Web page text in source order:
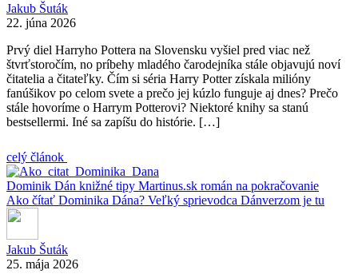
Jakub Šuták
22. júna 2026
Prvý diel Harryho Pottera na Slovensku vyšiel pred viac než
štvrťstoročím, no príbehy mladého čarodejníka stále objavujú noví
čitatelia a čitateľky. Čím si séria Harry Potter získala milióny
fanúšikov po celom svete a prečo jej kúzlo funguje aj dnes? Prečo
stále hovoríme o Harrym Potterovi? Niektoré knihy sa stanú
bestsellermi. Iné sa zapíšu do histórie. […]
celý článok
Dominik Dán knižné tipy Martinus.sk román na pokračovanie
Ako čítať Dominika Dána? Veľký sprievodca Dánverzom je tu
Jakub Šuták
25. mája 2026